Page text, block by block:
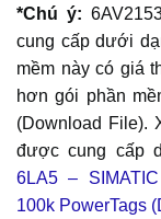
*Chú ý:
cung cấp dưới
mềm này có giá
hơn gói phần
(Download File).
được cung cấp
6LA5 –
100k PowerTags